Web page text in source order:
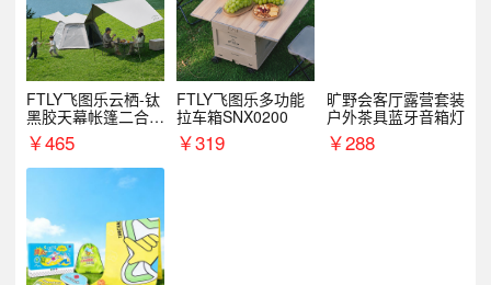
FTLY飞图乐云栖-钛
黑胶天幕帐篷二合一
TMTZ0201
￥465
FTLY飞图乐多功能
拉车箱SNX0200
￥319
旷野会客厅露营套装
户外茶具蓝牙音箱灯
￥288